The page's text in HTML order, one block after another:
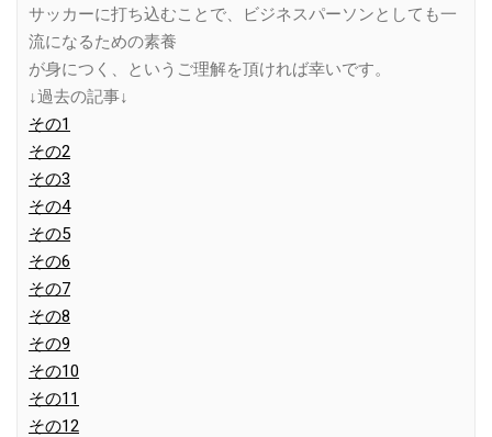
サッカーに打ち込むことで、ビジネスパーソンとしても一
流になるための素養
が身につく、というご理解を頂ければ幸いです。
↓過去の記事↓
その1
その2
その3
その4
その5
その6
その7
その8
その9
その10
その11
その12